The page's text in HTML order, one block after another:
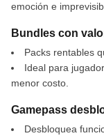
emoción e
Bundles con
Packs rentables
Ideal para
menor costo.
Gamepass
Desbloquea